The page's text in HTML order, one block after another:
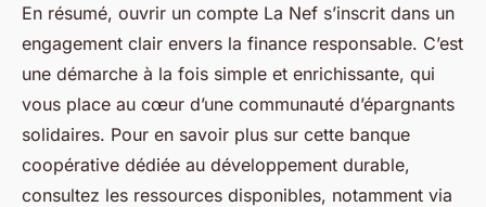
En résumé, ouvrir un compte La Nef s’inscrit dans un
engagement clair envers la finance responsable. C’est
une démarche à la fois simple et enrichissante, qui
vous place au cœur d’une communauté d’épargnants
solidaires. Pour en savoir plus sur cette banque
coopérative dédiée au développement durable,
consultez les ressources disponibles, notamment via